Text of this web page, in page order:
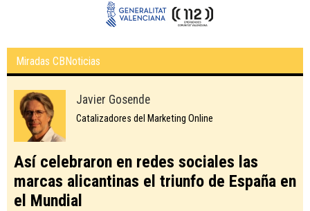
Miradas CBNoticias
Javier Gosende
Catalizadores del Marketing Online
Así celebraron en redes sociales las
marcas alicantinas el triunfo de España en
el Mundial